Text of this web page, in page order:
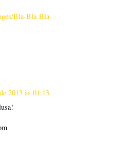
Bla-Bla-Bla-
2013 às 01:13